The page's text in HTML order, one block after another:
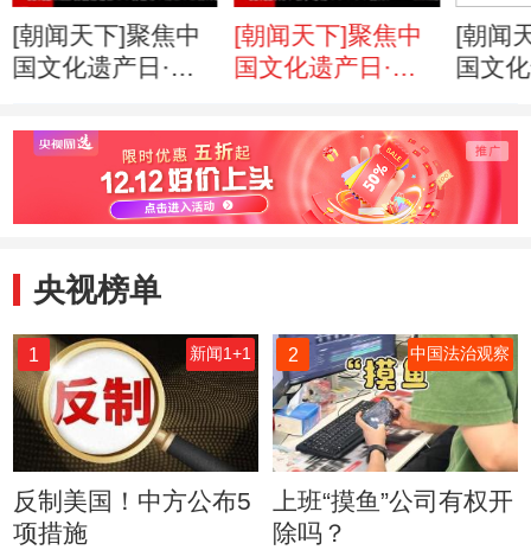
[朝闻天下]聚焦中
国文化遗产日·承
仙境烟雨楼 浓妆
淡抹总相宜
[朝闻天下]聚焦中
国文化遗产日·承
皆景观 一石一草
总关情
[朝闻
国文
最大
家园林
央视榜单
1 新闻1+1
反制美国！中方公布5
项措施
2 中国法治观察
上班“摸鱼”公司有权开
除吗？